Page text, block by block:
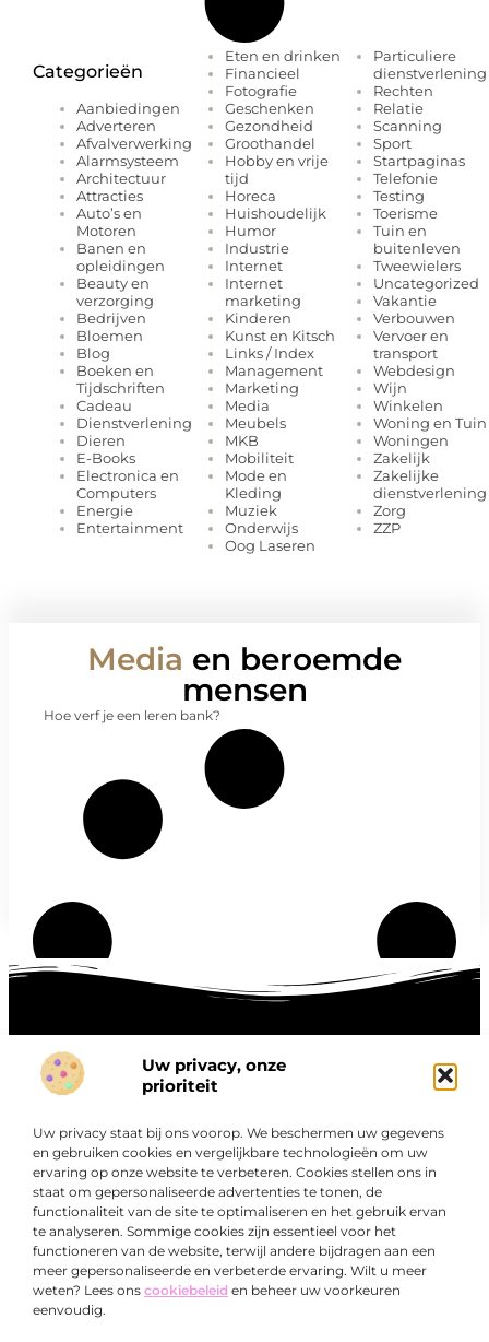
Uw privacy, onze
prioriteit
Uw privacy staat bij ons voorop. We beschermen uw gegevens
en gebruiken cookies en vergelijkbare technologieën om uw
ervaring op onze website te verbeteren. Cookies stellen ons in
staat om gepersonaliseerde advertenties te tonen, de
functionaliteit van de site te optimaliseren en het gebruik ervan
te analyseren. Sommige cookies zijn essentieel voor het
functioneren van de website, terwijl andere bijdragen aan een
meer gepersonaliseerde en verbeterde ervaring. Wilt u meer
weten? Lees ons cookiebeleid en beheer uw voorkeuren
eenvoudig.
Categorieën
Aanbiedingen
Adverteren
Afvalverwerking
Alarmsysteem
Architectuur
Attracties
Auto’s en
Motoren
Banen en
opleidingen
Beauty en
verzorging
Bedrijven
Bloemen
Blog
Boeken en
Tijdschriften
Cadeau
Dienstverlening
Dieren
E-Books
Electronica en
Computers
Energie
Entertainment
Eten en drinken
Financieel
Fotografie
Geschenken
Gezondheid
Groothandel
Hobby en vrije
tijd
Horeca
Huishoudelijk
Humor
Industrie
Internet
Internet
marketing
Kinderen
Kunst en Kitsch
Links / Index
Management
Marketing
Media
Meubels
MKB
Mobiliteit
Mode en
Kleding
Muziek
Onderwijs
Oog Laseren
Particuliere
dienstverlening
Rechten
Relatie
Scanning
Sport
Startpaginas
Telefonie
Testing
Toerisme
Tuin en
buitenleven
Tweewielers
Uncategorized
Vakantie
Verbouwen
Vervoer en
transport
Webdesign
Wijn
Winkelen
Woning en Tuin
Woningen
Zakelijk
Zakelijke
dienstverlening
Zorg
ZZP
Media en beroemde
mensen
Hoe verf je een leren bank?
Over
Bedrijf
“Ontdek een wereld van boeiende blogs en artikelen die
je zowel inspireren als informeren.”
Bij Exclusiefbedrijf.nl draait alles om het leveren van
kwalitatieve inzichten en verhalen die jouw dagelijks leven
verrijken en je uitdagen om verder te denken.
Onze informatie